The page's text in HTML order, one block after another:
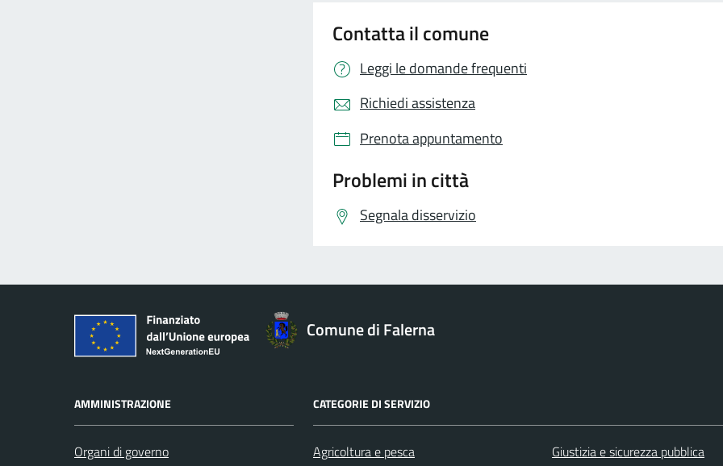
Contatta il comune
Leggi le domande frequenti
Richiedi assistenza
Prenota appuntamento
Problemi in città
Segnala disservizio
Comune di Falerna
AMMINISTRAZIONE
Organi di governo
CATEGORIE DI SERVIZIO
Agricoltura e pesca
Giustizia e sicurezza pubblica